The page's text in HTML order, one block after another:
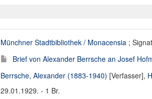
Münchner Stadtbibliothek / Monacensia ;
Brief von Alexander Berrsche an Josef
Berrsche, Alexander (1883-1940) [Verfasser],
29.01.1929. - 1 Br.